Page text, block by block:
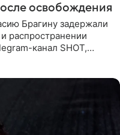
освобождения
Брагину задержали
распространении
канал SHOT,